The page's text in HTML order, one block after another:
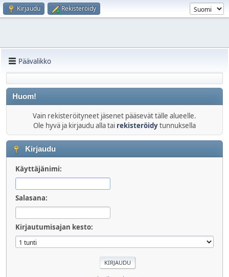
Kirjaudu Rekisteröidy
Päävalikko
Huom!
Vain rekisteröityneet jäsenet pääsevät tälle alueelle.
Ole hyvä ja kirjaudu alla tai rekisteröidytunnuksella
Kirjaudu
Käyttäjänimi:
Salasana:
Kirjautumisajan kesto: